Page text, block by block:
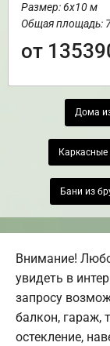
Размер: 6х10 м
Общая площадь:
от
Дома
Бани из
Внимание!
увидеть в
запросу
балкон, гараж,
остекление,